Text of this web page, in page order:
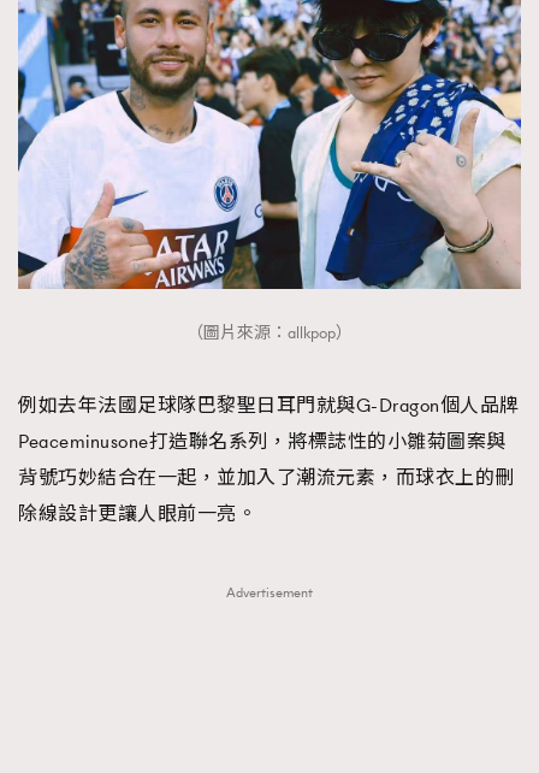
（圖片來源：allkpop）
例如去年法國足球隊巴黎聖日耳門就與G-Dragon個人品牌
Peaceminusone打造聯名系列，將標誌性的小雛菊圖案與
背號巧妙結合在一起，並加入了潮流元素，而球衣上的刪
除線設計更讓人眼前一亮。
Advertisement